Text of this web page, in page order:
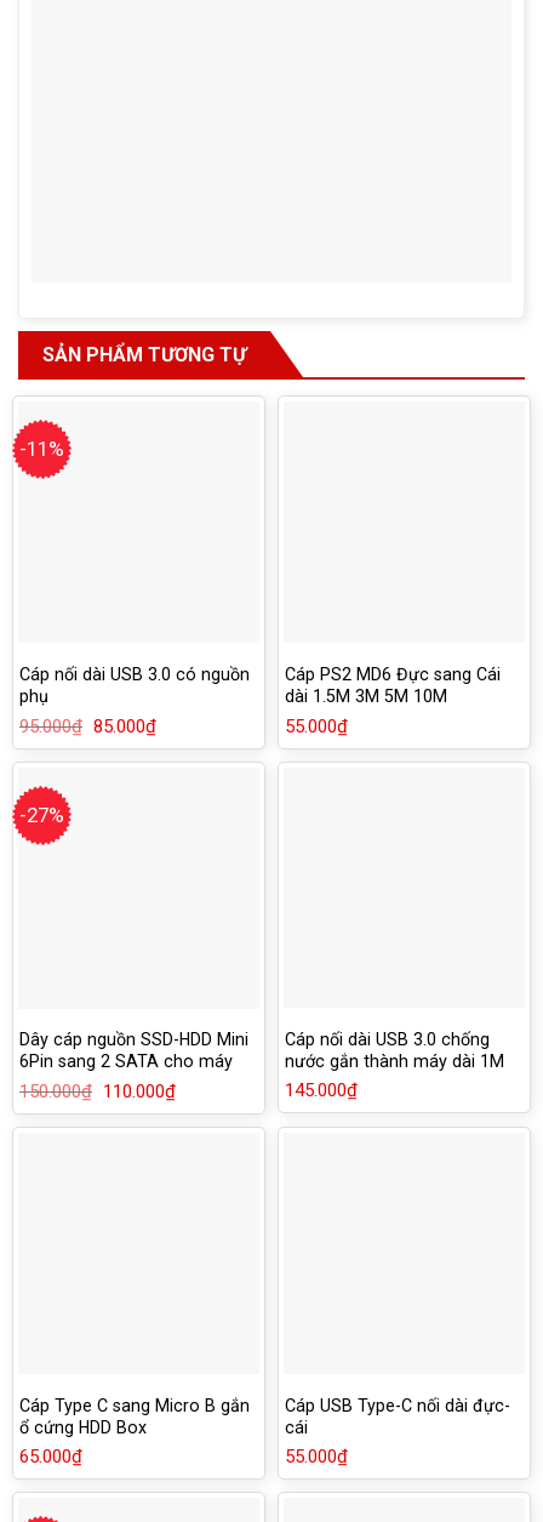
SẢN PHẨM TƯƠNG TỰ
-11%
Cáp nối dài USB 3.0 có nguồn
phụ
95.000₫ Giá
là:
85.000₫Giá
hiện
tại
Cáp PS2 MD6 Đực sang Cái
dài 1.5M 3M 5M 10M
55.000₫
-27%
Dây cáp nguồn SSD-HDD Mini
6Pin sang 2 SATA cho máy
DELL 3653 3650 3655 3252
150.000₫
Giá
là:
110.000₫Giá
hiện
tại
Cáp nối dài USB 3.0 chống
nước gắn thành máy dài 1M
2M
145.000₫
Cáp Type C sang Micro B gắn
ổ cứng HDD Box
65.000₫
Cáp USB Type-C nối dài đực-
cái
55.000₫